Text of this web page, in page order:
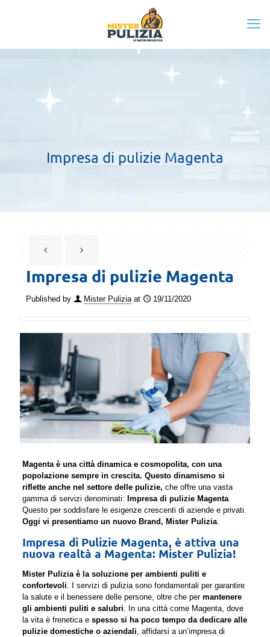
Impresa di pulizie Magenta
Impresa di pulizie Magenta
Published by Mister Pulizia at 19/11/2020
Magenta è una città dinamica e cosmopolita, con una
popolazione sempre in crescita. Questo dinamismo si
riflette anche nel settore delle pulizie, che offre una vasta
gamma di servizi denominati: Impresa di pulizie Magenta.
Questo per soddisfare le esigenze crescenti di aziende e privati.
Oggi vi presentiamo un nuovo Brand, Mister Pulizia.
Impresa di Pulizie Magenta, è attiva una
nuova realtà a Magenta: Mister Pulizia!
Mister Pulizia è la soluzione per ambienti puliti e
confortevoli. I servizi di pulizia sono fondamentali per garantire
la salute e il benessere delle persone, oltre che per mantenere
gli ambienti puliti e salubri. In una città come Magenta, dove
la vita è frenetica e spesso si ha poco tempo da dedicare alle
pulizie domestiche o aziendali, affidarsi a un’impresa di